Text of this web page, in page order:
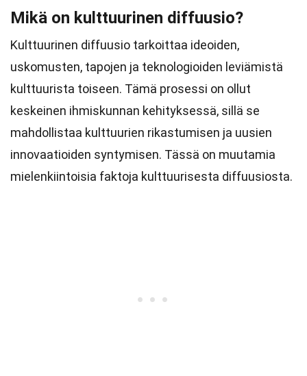
Mikä on kulttuurinen diffuusio?
Kulttuurinen diffuusio tarkoittaa ideoiden,
uskomusten, tapojen ja teknologioiden leviämistä
kulttuurista toiseen. Tämä prosessi on ollut
keskeinen ihmiskunnan kehityksessä, sillä se
mahdollistaa kulttuurien rikastumisen ja uusien
innovaatioiden syntymisen. Tässä on muutamia
mielenkiintoisia faktoja kulttuurisesta diffuusiosta.